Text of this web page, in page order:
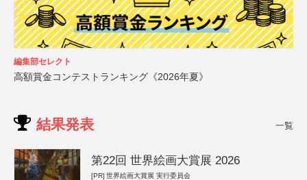
編集部セレクト
高額賞金コンテストランキング《2026年夏》
結果発表 一覧
第22回 世界絵画大賞展 2026
[PR] 世界絵画大賞展 実行委員会